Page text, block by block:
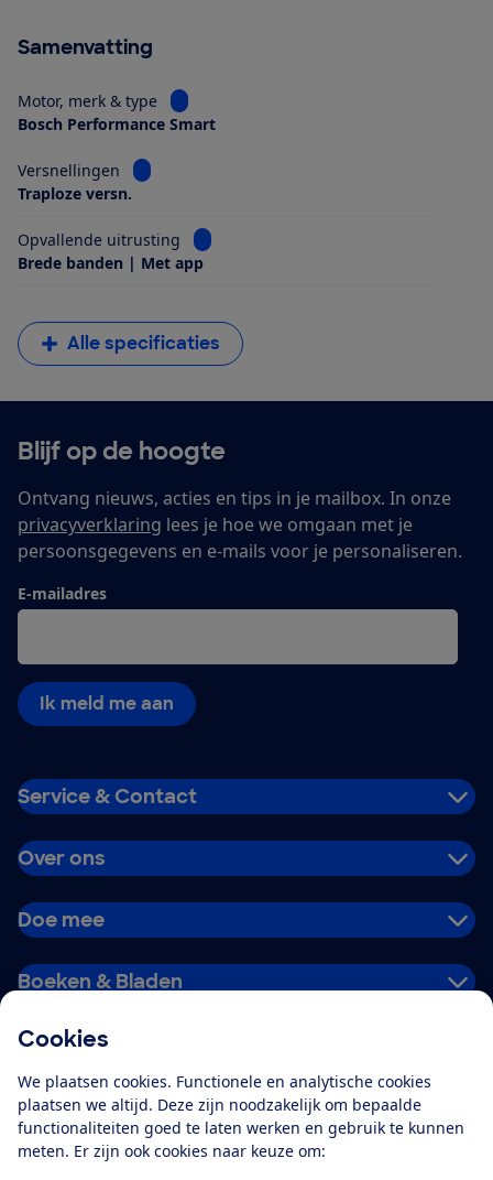
Cookies
We plaatsen cookies. Functionele en analytische cookies
plaatsen we altijd. Deze zijn noodzakelijk om bepaalde
functionaliteiten goed te laten werken en gebruik te kunnen
meten. Er zijn ook cookies naar keuze om:
Samenvatting
Motor, merk & type
Bekijk informatie voor Motor, merk & type
Bosch Performance Smart
Versnellingen
Bekijk informatie voor Versnellingen
Traploze versn.
Opvallende uitrusting
Bekijk informatie voor Opvallende
Brede banden | Met app
Alle specificaties
Blijf op de hoogte
Ontvang nieuws, acties en tips in je mailbox. In onze
privacyverklaring lees je hoe we omgaan met je
persoonsgegevens en e-mails voor je personaliseren.
E-mailadres
Ik meld me aan
Service & Contact
Over ons
Doe mee
Boeken & Bladen
Alles over de